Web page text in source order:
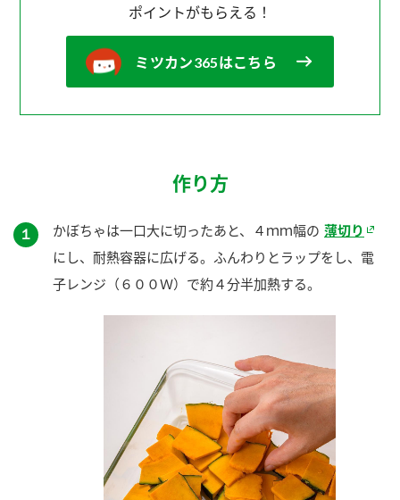
ポイントがもらえる！
ミツカン365はこちら
作り方
１ かぼちゃは一口大に切ったあと、４ｍｍ幅の 薄切り
にし、耐熱容器に広げる。ふんわりとラップをし、電
子レンジ（６００Ｗ）で約４分半加熱する。